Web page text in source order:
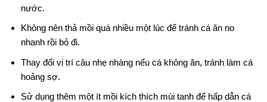
nước.
Không nên thả mồi quá nhiều một lúc để tránh cá ăn no
nhanh rồi bỏ đi.
Thay đổi vị trí câu nhẹ nhàng nếu cá không ăn, tránh làm cá
hoảng sợ.
Sử dụng thêm một ít mồi kích thích mùi tanh để hấp dẫn cá